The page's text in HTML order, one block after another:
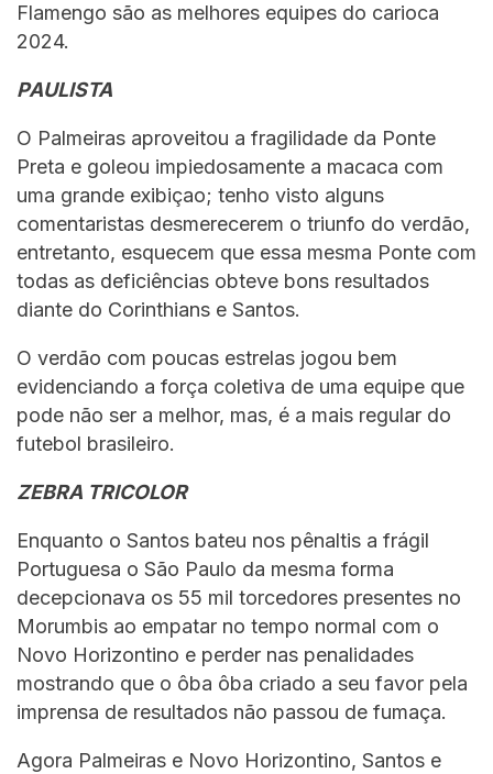
Flamengo são as melhores equipes do carioca
2024.
PAULISTA
O Palmeiras aproveitou a fragilidade da Ponte
Preta e goleou impiedosamente a macaca com
uma grande exibiçao; tenho visto alguns
comentaristas desmerecerem o triunfo do verdão,
entretanto, esquecem que essa mesma Ponte com
todas as deficiências obteve bons resultados
diante do Corinthians e Santos.
O verdão com poucas estrelas jogou bem
evidenciando a força coletiva de uma equipe que
pode não ser a melhor, mas, é a mais regular do
futebol brasileiro.
ZEBRA TRICOLOR
Enquanto o Santos bateu nos pênaltis a frágil
Portuguesa o São Paulo da mesma forma
decepcionava os 55 mil torcedores presentes no
Morumbis ao empatar no tempo normal com o
Novo Horizontino e perder nas penalidades
mostrando que o ôba ôba criado a seu favor pela
imprensa de resultados não passou de fumaça.
Agora Palmeiras e Novo Horizontino, Santos e